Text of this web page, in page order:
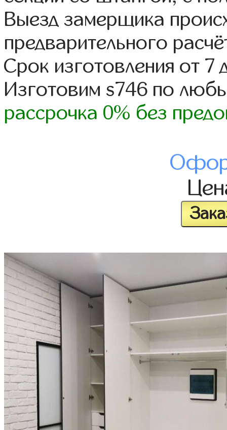
Выезд замерщика
предварительного
Срок изготовления от 7
Изготовим s746 по
рассрочка 0% без